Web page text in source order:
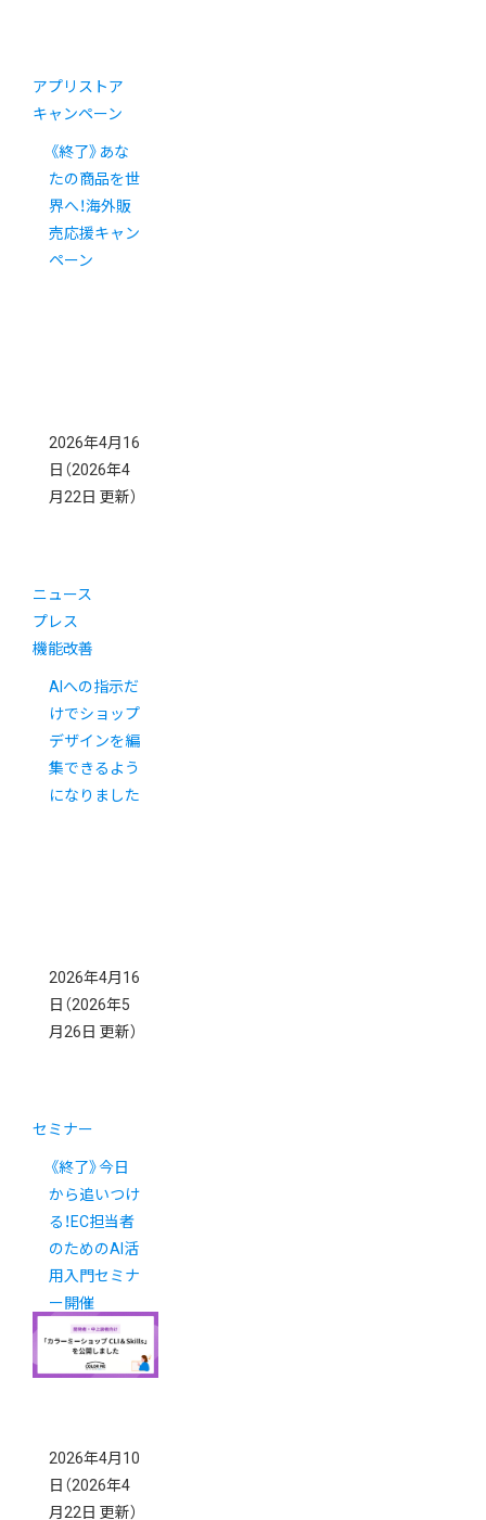
アプリストア
キャンペーン
《終了》あな
たの商品を世
界へ！海外販
売応援キャン
ペーン
2026年4月16
日 （2026年4
月22日 更新）
ニュース
プレス
機能改善
AIへの指示だ
けでショップ
デザインを編
集できるよう
になりました
2026年4月16
日 （2026年5
月26日 更新）
セミナー
《終了》今日
から追いつけ
る！EC担当者
のためのAI活
用入門セミナ
ー開催
2026年4月10
日 （2026年4
月22日 更新）